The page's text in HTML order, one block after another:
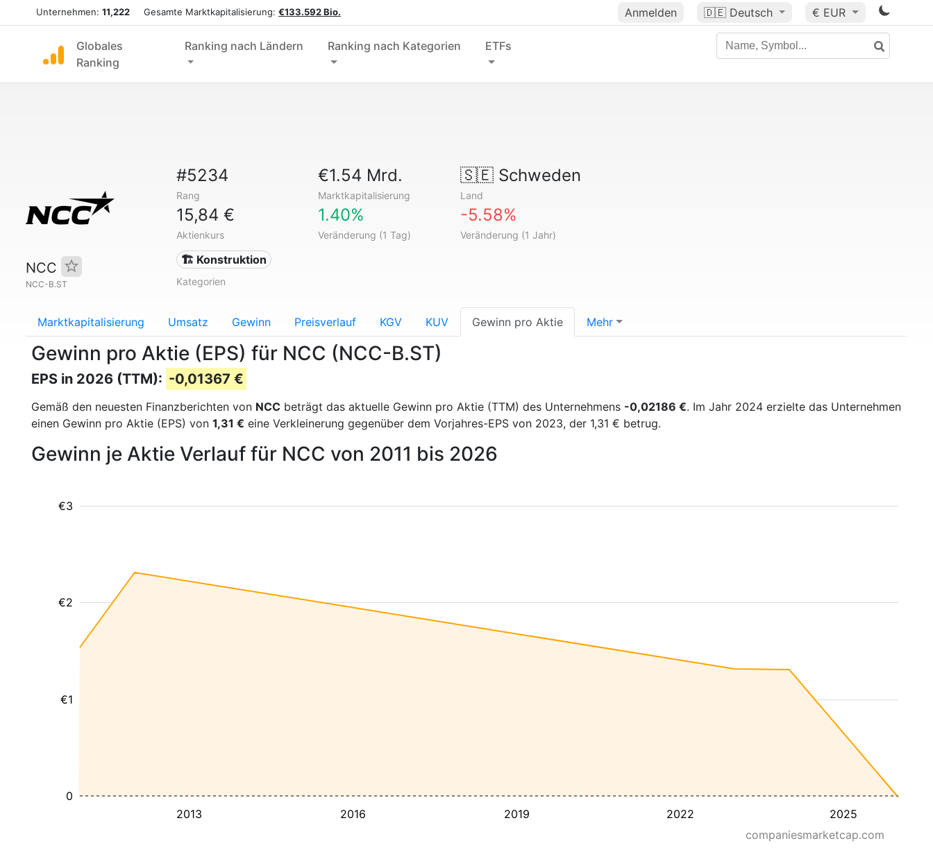
Unternehmen: 11,222 Gesamte Marktkapitalisierung: €133.592 Bio. Anmelden 🇩🇪 Deutsch € EUR
Globales
Ranking
Ranking nach Ländern Ranking nach Kategorien ETFs
NCC
NCC-B.ST
#5234
Rang
€1.54 Mrd.
Marktkapitalisierung
🇸🇪Schweden
Land
15,84 €
Aktienkurs
1.40%
Veränderung (1 Tag)
-5.58%
Veränderung (1 Jahr)
🏗 Konstruktion
Kategorien
Marktkapitalisierung Umsatz Gewinn Preisverlauf KGV KUV Gewinn pro Aktie Mehr
Gewinn pro Aktie (EPS) für NCC (NCC-B.ST)
EPS in 2026 (TTM): -0,01367 €
Gemäß den neuesten Finanzberichten von NCC beträgt das aktuelle Gewinn pro Aktie (TTM) des Unternehmens -0,02186 €. Im Jahr 2024 erzielte das Unternehmen
einen Gewinn pro Aktie (EPS) von 1,31 € eine Verkleinerung gegenüber dem Vorjahres-EPS von 2023, der 1,31 € betrug.
Gewinn je Aktie Verlauf für NCC von 2011 bis 2026
2013 2016 2019 2022 2025
€1
€2
€3
0
companiesmarketcap.com